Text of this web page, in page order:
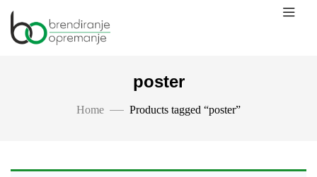
poster
Home Products tagged “poster”